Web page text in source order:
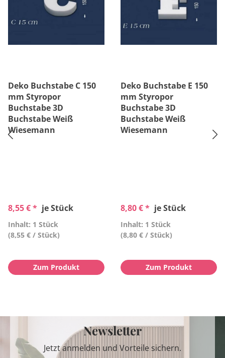
Deko Buchstabe C 150
mm Styropor
Buchstabe 3D
Buchstabe Weiß
Wiesemann
8,55 € * je Stück
Inhalt: 1 Stück
(8,55 € / Stück)
Zum Produkt
Deko Buchstabe E 150
mm Styropor
Buchstabe 3D
Buchstabe Weiß
Wiesemann
8,80 € * je Stück
Inhalt: 1 Stück
(8,80 € / Stück)
Zum Produkt
Newsletter
Jetzt anmelden und Vorteile sichern.